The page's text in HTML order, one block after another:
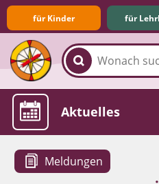
für Kinder für
Familie &
Spieletipps &
Die Jüngsten im
Lexikon
Aktuelles
Meldungen